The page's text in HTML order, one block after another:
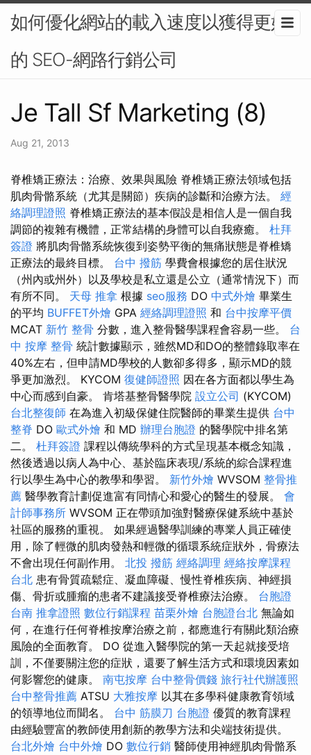
如何優化網站的載入速度以獲得更好
的 SEO-網路行銷公司
Je Tall Sf Marketing (8)
Aug 21, 2013
脊椎矯正療法：治療、效果與風險 脊椎矯正療法領域包括
肌肉骨骼系統（尤其是關節）疾病的診斷和治療方法。 經
絡調理證照 脊椎矯正療法的基本假設是相信人是一個自我
調節的複雜有機體，正常結構的身體可以自我療癒。 杜拜
簽證 將肌肉骨骼系統恢復到姿勢平衡的無痛狀態是脊椎矯
正療法的最終目標。 台中 撥筋 學費會根據您的居住狀況
（州內或州外）以及學校是私立還是公立（通常情況下）而
有所不同。 天母 推拿 根據 seo服務 DO 中式外燴 畢業生
的平均 BUFFET外燴 GPA 經絡調理證照 和 台中按摩平價
MCAT 新竹 整骨 分數，進入整骨醫學課程會容易一些。 台
中 按摩 整骨 統計數據顯示，雖然MD和DO的整體錄取率在
40%左右，但申請MD學校的人數卻多得多，顯示MD的競
爭更加激烈。 KYCOM 復健師證照 因在各方面都以學生為
中心而感到自豪。 肯塔基整骨醫學院 設立公司 (KYCOM)
台北整復師 在為進入初級保健住院醫師的畢業生提供 台中
整脊 DO 歐式外燴 和 MD 辦理台胞證 的醫學院中排名第
二。 杜拜簽證 課程以傳統學科的方式呈現基本概念知識，
然後透過以病人為中心、基於臨床表現/系統的綜合課程進
行以學生為中心的教學和學習。 新竹外燴 WVSOM 整骨推
薦 醫學教育計劃促進富有同情心和愛心的醫生的發展。 會
計師事務所 WVSOM 正在帶頭加強對醫療保健系統中基於
社區的服務的重視。 如果經過醫學訓練的專業人員正確使
用，除了輕微的肌肉發熱和輕微的循環系統症狀外，骨療法
不會出現任何副作用。 北投 撥筋 經絡調理 經絡按摩課程
台北 患有骨質疏鬆症、凝血障礙、慢性脊椎疾病、神經損
傷、骨折或腫瘤的患者不建議接受脊椎療法治療。 台胞證
台南 推拿證照 數位行銷課程 苗栗外燴 台胞證台北 無論如
何，在進行任何脊椎按摩治療之前，都應進行有關此類治療
風險的全面教育。 DO 從進入醫學院的第一天起就接受培
訓，不僅要關注您的症狀，還要了解生活方式和環境因素如
何影響您的健康。 南屯按摩 台中整骨價錢 旅行社代辦護照
台中整骨推薦 ATSU 大雅按摩 以其在多學科健康教育領域
的領導地位而聞名。 台中 筋膜刀 台胞證 優質的教育課程
由經驗豐富的教師使用創新的教學方法和尖端技術提供。
台北外燴 台中外燴 DO 數位行銷 醫師使用神經肌肉骨骼系